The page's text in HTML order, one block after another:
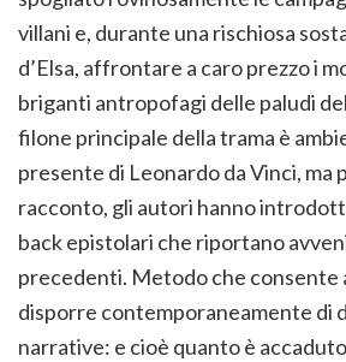
villani e, durante una rischiosa
d’Elsa, affrontare a caro prezzo i
briganti antropofagi delle paludi
filone principale della trama è
presente di Leonardo da Vinci, ma
racconto, gli autori hanno
back epistolari che riportano
precedenti. Metodo che consente
disporre contemporaneamente di
narrative: e cioè quanto è